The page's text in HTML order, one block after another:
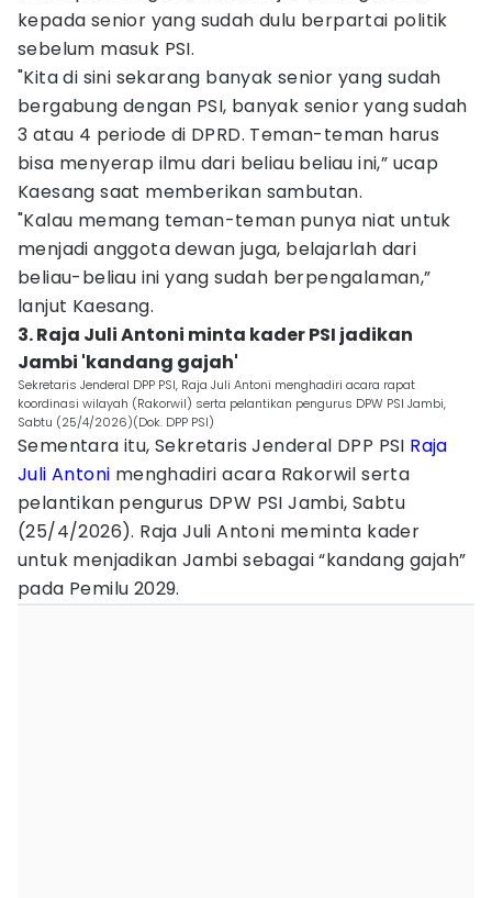
kepada senior yang sudah dulu berpartai politik
sebelum masuk PSI.
"Kita di sini sekarang banyak senior yang sudah
bergabung dengan PSI, banyak senior yang sudah
3 atau 4 periode di DPRD. Teman-teman harus
bisa menyerap ilmu dari beliau beliau ini,” ucap
Kaesang saat memberikan sambutan.
"Kalau memang teman-teman punya niat untuk
menjadi anggota dewan juga, belajarlah dari
beliau-beliau ini yang sudah berpengalaman,”
lanjut Kaesang.
3. Raja Juli Antoni minta kader PSI jadikan
Jambi 'kandang gajah'
Sekretaris Jenderal DPP PSI, Raja Juli Antoni menghadiri acara rapat
koordinasi wilayah (Rakorwil) serta pelantikan pengurus DPW PSI Jambi,
Sabtu (25/4/2026)(Dok. DPP PSI)
Sementara itu, Sekretaris Jenderal DPP PSI Raja
Juli Antoni menghadiri acara Rakorwil serta
pelantikan pengurus DPW PSI Jambi, Sabtu
(25/4/2026). Raja Juli Antoni meminta kader
untuk menjadikan Jambi sebagai “kandang gajah”
pada Pemilu 2029.